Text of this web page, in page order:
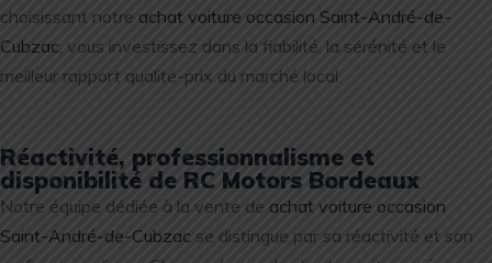
choisissant notre achat voiture occasion Saint-André-de-
Cubzac , vous investissez dans la fiabilité, la sérénité et le
meilleur rapport qualité-prix du marché local.
Réactivité, professionnalisme et
disponibilité de RC Motors Bordeaux
Notre équipe dédiée à la vente de achat voiture occasion
Saint-André-de-Cubzac se distingue par sa réactivité et son